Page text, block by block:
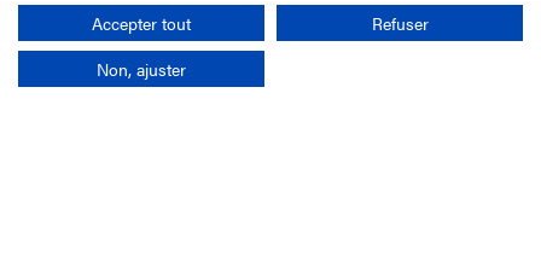
RechercherAccepter tout
Refuser
Non, ajuster